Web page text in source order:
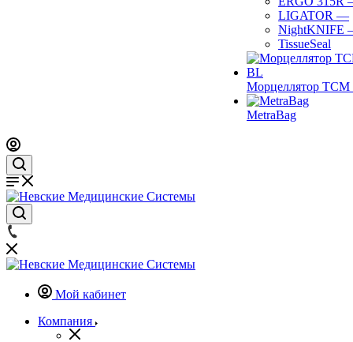
LIGATOR —
NightKNIFE
TissueSeal
Морцеллятор ТСМ
MetraBag
Мой кабинет
Компания